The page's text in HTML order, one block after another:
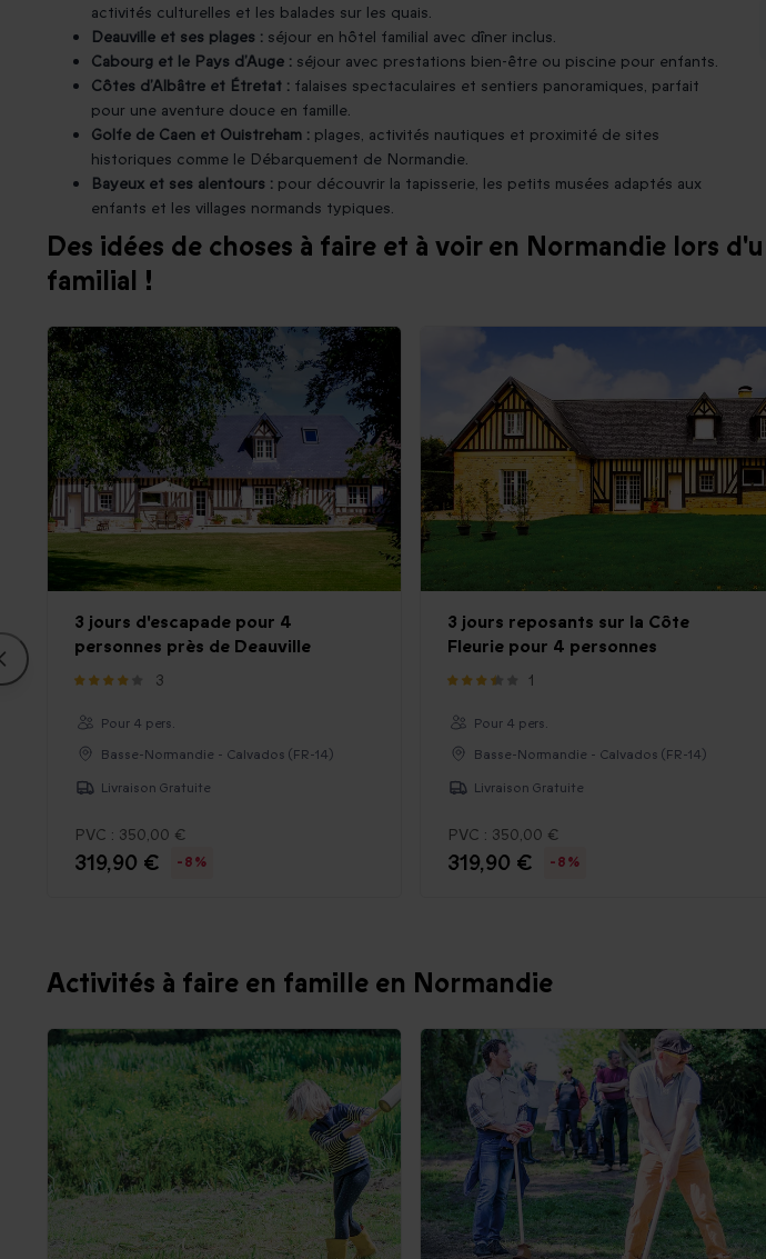
activités culturelles et les balades sur les quais.
Deauville et ses plages : séjour en hôtel familial avec dîner inclus.
Cabourg et le Pays d’Auge : séjour avec prestations bien-être ou piscine pour enfants.
Côtes d’Albâtre et Étretat : falaises spectaculaires et sentiers panoramiques, parfait
pour une aventure douce en famille.
Golfe de Caen et Ouistreham : plages, activités nautiques et proximité de sites
historiques comme le Débarquement de Normandie.
Bayeux et ses alentours : pour découvrir la tapisserie, les petits musées adaptés aux
enfants et les villages normands typiques.
Des idées de choses à faire et à voir en Normandie lors
familial !
3 jours d'escapade pour 4
personnes près de Deauville
3
Pour 4 pers.
Basse-Normandie - Calvados (FR-14)
Livraison Gratuite
PVC : 350,00 €
319,90 € -8%
3 jours reposants sur la Côte
Fleurie pour 4 personnes
1
Pour 4 pers.
Basse-Normandie - Calvados (FR-14)
Livraison Gratuite
PVC : 350,00 €
319,90 € -8%
Activités à faire en famille en Normandie